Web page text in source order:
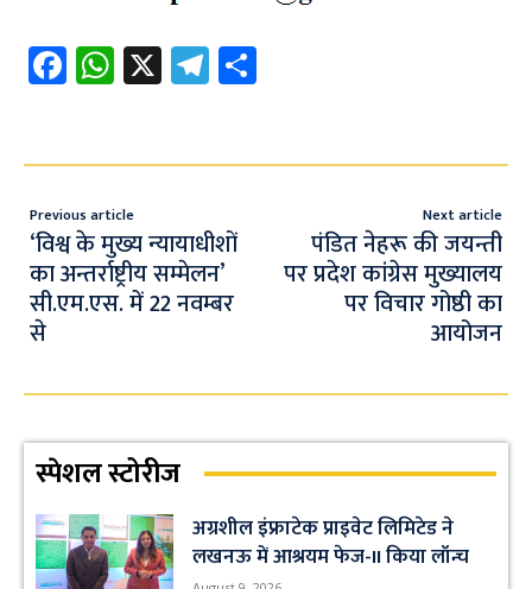
Fa
ce
o
o
k
W
h
s
A
p
p
X Te
le
a
m
e
Previous article
‘विश्व के मुख्य न्यायाधीशों
का अन्तर्राष्ट्रीय सम्मेलन’
सी.एम.एस. में 22 नवम्बर
से
Next article
पंडित नेहरू की जयन्ती
पर प्रदेश कांग्रेस मुख्यालय
पर विचार गोष्ठी का
आयोजन
स्पेशल स्टोरीज
अग्रशील इंफ्राटेक प्राइवेट लिमिटेड ने
लखनऊ में आश्रयम फेज-II किया लॉन्च